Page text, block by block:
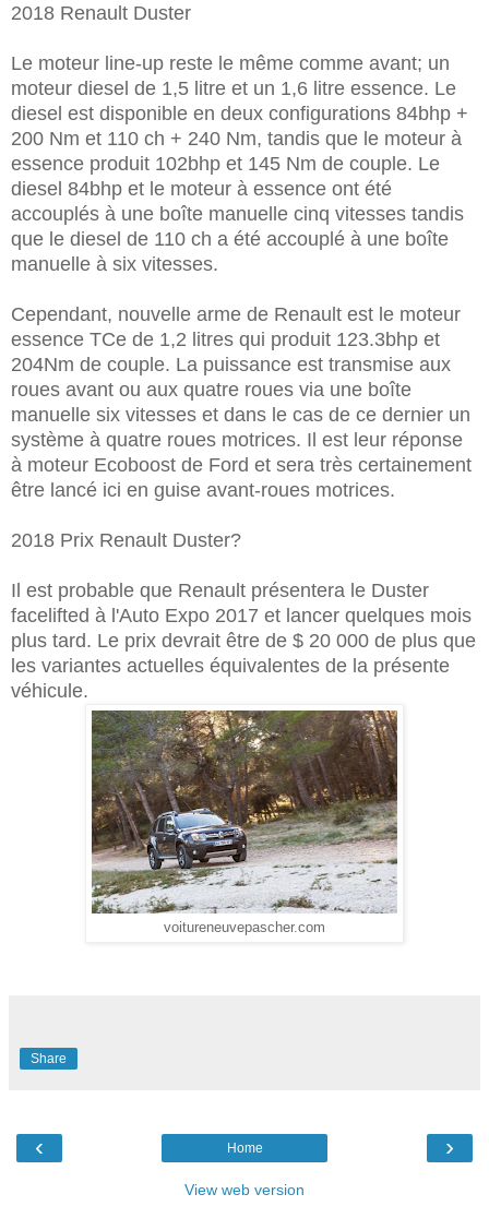
2018 Renault Duster
Le moteur line-up reste le même comme avant; un
moteur diesel de 1,5 litre et un 1,6 litre essence. Le
diesel est disponible en deux configurations 84bhp +
200 Nm et 110 ch + 240 Nm, tandis que le moteur à
essence produit 102bhp et 145 Nm de couple. Le
diesel 84bhp et le moteur à essence ont été
accouplés à une boîte manuelle cinq vitesses tandis
que le diesel de 110 ch a été accouplé à une boîte
manuelle à six vitesses.
Cependant, nouvelle arme de Renault est le moteur
essence TCe de 1,2 litres qui produit 123.3bhp et
204Nm de couple. La puissance est transmise aux
roues avant ou aux quatre roues via une boîte
manuelle six vitesses et dans le cas de ce dernier un
système à quatre roues motrices. Il est leur réponse
à moteur Ecoboost de Ford et sera très certainement
être lancé ici en guise avant-roues motrices.
2018 Prix Renault Duster?
Il est probable que Renault présentera le Duster
facelifted à l'Auto Expo 2017 et lancer quelques mois
plus tard. Le prix devrait être de $ 20 000 de plus que
les variantes actuelles équivalentes de la présente
véhicule.
voitureneuvepascher.com
Share
‹ ›
Home
View web version